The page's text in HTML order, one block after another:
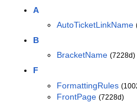
A
AutoTicketLinkName
B
BracketName (7228d)
F
FormattingRules
FrontPage (7228d)